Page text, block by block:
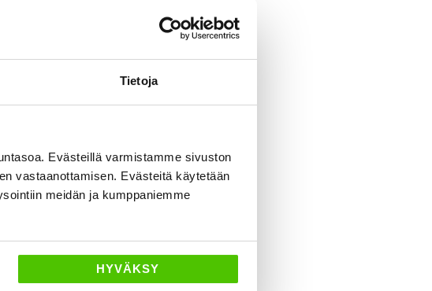
Tietoja
Evästeillä varmistamme sivuston
vastaanottamisen. Evästeitä käytetään
meidän ja kumppaniemme
HYVÄKSY